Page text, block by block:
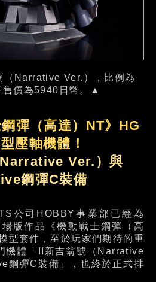
Narrative Ver.），比例為
售價為5940日幣。▲
彈（高達）NT》HG
壓軸機體！
Ver.）與
鋼彈C裝備
司HOBBY事業部已經為
版作品《機動戰士鋼彈（高
型套件，至於玩家們期待的重
機體「II新吉翁號（Narrative
鋼彈C裝備」，也終於正式排